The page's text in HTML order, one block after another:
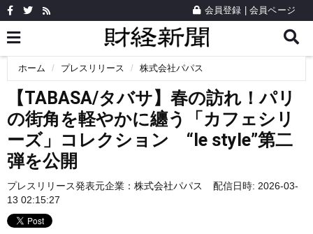
会員登録 会員ページ
ホーム プレスリリース 株式会社パパス
【TABASA/タバサ】春の訪れ！パリ
の街角を軽やかに纏う「カフェシリ
ーズ」コレクション “le style”第二
弾を公開
プレスリリース発表元企業： 株式会社パパス
配信日時: 2026-03-
13 02:15:27